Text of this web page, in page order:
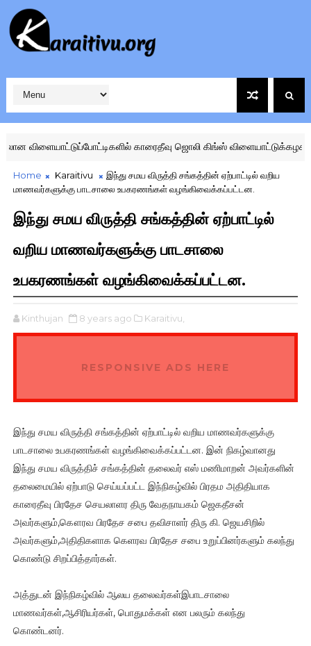
காரைதீவு ஜொலி கிங்ஸ் விளையாட்டுக்கழகம்
Home Karaitivu
இந்து சமய விருத்தி சங்கத்தின் ஏற்பாட்டில் வறிய
மாணவர்களுக்கு பாடசாலை உபகரணங்கள் வழங்கிவைக்கப்பட்டன.
இந்து சமய விருத்தி சங்கத்தின் ஏற்பாட்டில்
வறிய மாணவர்களுக்கு பாடசாலை
உபகரணங்கள் வழங்கிவைக்கப்பட்டன.
Kinthujan 8 years ago Karaitivu,
RESPONSIVE ADS HERE
இந்து சமய விருத்தி சங்கத்தின் ஏற்பாட்டில் வறிய மாணவர்களுக்கு
பாடசாலை உபகரணங்கள் வழங்கிவைக்கப்பட்டன. இன் நிகழ்வானது
இந்து சமய விருத்திச் சங்கத்தின் தலைவர் எஸ் மணிமாறன் அவர்களின்
தலைமையில் ஏற்பாடு செய்யப்பட்ட இந்நிகழ்வில் பிரதம அதிதியாக
காரைதீவு பிரதேச செயலாளர திரு வேதநாயகம் ஜெகதீசன்
அவர்களும்,கௌரவ பிரதேச சபை தவிசாளர் திரு கி. ஜெயசிறில்
அவர்களும்,அதிதிகளாக கெளரவ பிரதேச சபை உறுப்பினர்களும் கலந்து
கொண்டு சிறப்பித்தார்கள்.
அத்துடன் இந்நிகழ்வில் ஆலய தலைவர்கள்இபாடசாலை
மாணவர்கள்,ஆசிரியர்கள், பொதுமக்கள் என பலரும் கலந்து
கொண்டனர்.